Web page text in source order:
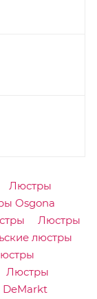
Люстры
Osgona
Люстры
люстры
Люстры